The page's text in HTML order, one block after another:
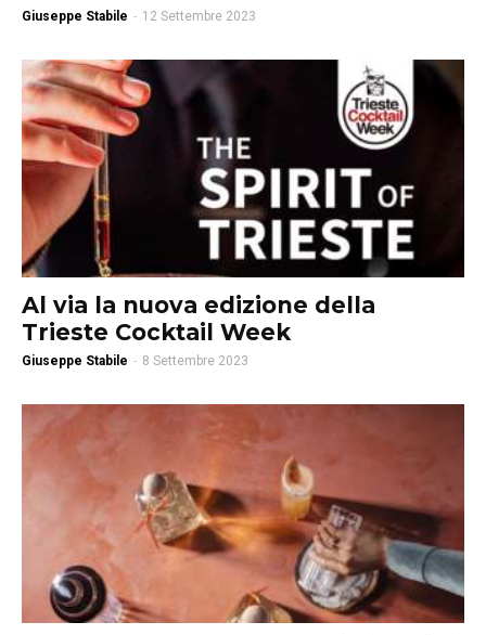
Giuseppe Stabile - 12 Settembre 2023
Al via la nuova edizione della
Trieste Cocktail Week
Giuseppe Stabile - 8 Settembre 2023